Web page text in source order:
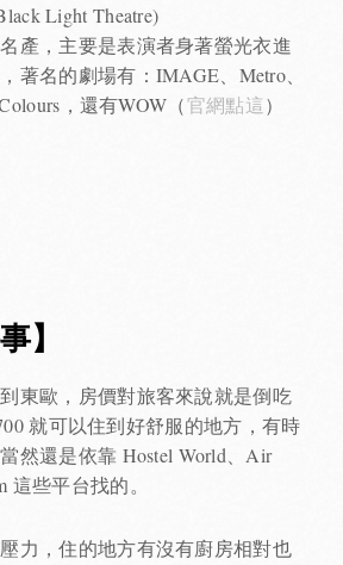
Light Theatre)
產，主要是表演者身著螢光衣進
著名的劇場有：IMAGE、Metro、
，還有WOW（官網點這）
】
東歐，房價對旅客來說就是倒吃
就可以住到好舒服的地方，有時
然還是依靠 Hostel World、Air
這些平台找的。
力，住的地方有沒有廚房相對也